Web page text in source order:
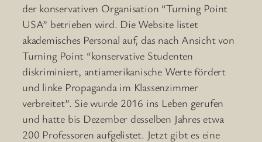
der konservativen Organisation “Turning Point
USA” betrieben wird. Die Website listet
akademisches Personal auf, das nach Ansicht von
Turning Point “konservative Studenten
diskriminiert, antiamerikanische Werte fördert
und linke Propaganda im Klassenzimmer
verbreitet”. Sie wurde 2016 ins Leben gerufen
und hatte bis Dezember desselben Jahres etwa
200 Professoren aufgelistet. Jetzt gibt es eine